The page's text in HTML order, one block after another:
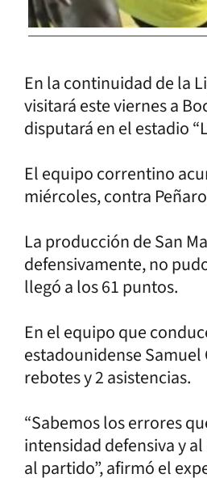
En la continuidad de la
visitará este viernes a
disputará en el estadio
El equipo correntino
miércoles, contra
La producción de San
defensivamente, no
llegó a los 61 puntos.
En el equipo que
estadounidense
rebotes y 2 asistencias.
“Sabemos los errores
intensidad defensiva y
al partido”, afirmó el